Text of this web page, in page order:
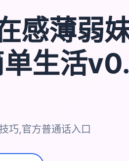
感薄弱
生活
巧,官方普通话入口